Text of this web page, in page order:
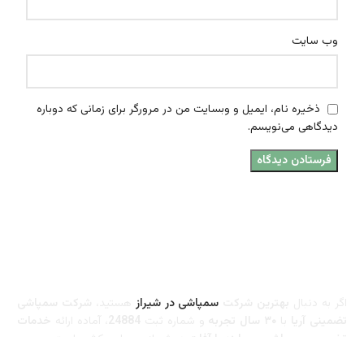
وب‌ سایت
ذخیره نام، ایمیل و وبسایت من در مرورگر برای زمانی که دوباره
دیدگاهی می‌نویسم.
سمپاشی در شیراز